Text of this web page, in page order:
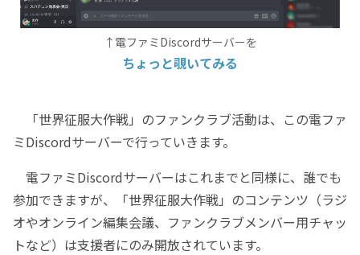
↑電ファミDiscordサーバーを
ちょっと覗いてみる
「世界征服大作戦」のファンクラブ活動は、この電ファ
ミDiscordサーバーで行っていきます。
電ファミDiscordサーバーはこれまでと同様に、誰でも
参加できますが、「世界征服大作戦」のコンテンツ（ラジ
オやオンライン編集会議、ファンクラブメンバー用チャッ
トなど）は支援者にのみ開放されています。